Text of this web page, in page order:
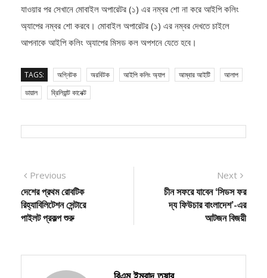
যাওয়ার পর সেখানে মোবাইল অপারেটর (১) এর নম্বর শো না করে আইপি কলিং
অ্যাপের নম্বর শো করবে। মোবাইল অপারেটর (১) এর নম্বর দেখতে চাইলে
আপনাকে আইপি কলিং অ্যাপের মিসড কল অপশনে যেতে হবে।
TAGS: অগ্নিটক অরবিটক আইপি কলিং অ্যাপ আম্বার আইটি
আলাপ
ডায়াল
ব্রিলিয়ান্ট কানেক্ট
Post
navigation
Previous
post:
দেশের প্রথম রোবটিক
রিহ্যাবিলিটেশন সেন্টারে
পাইলট প্রকল্প শুরু
Next
post:
চীন সফরে যাবেন ‘সিডস ফর
দ্য ফিউচার বাংলাদেশ’-এর
আটজন বিজয়ী